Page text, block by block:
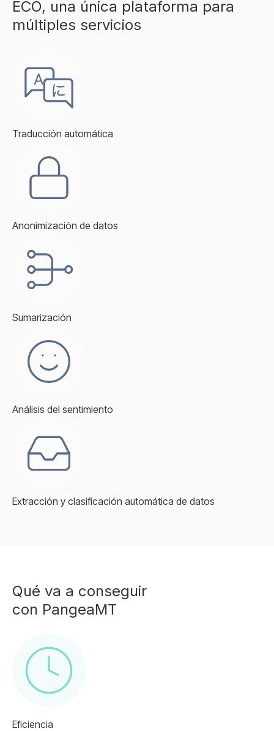
ECO, una única plataforma para
múltiples servicios
Traducción automática
Anonimización de datos
Sumarización
Análisis del sentimiento
Extracción y clasificación automática de datos
Qué va a conseguir
con PangeaMT
Eficiencia